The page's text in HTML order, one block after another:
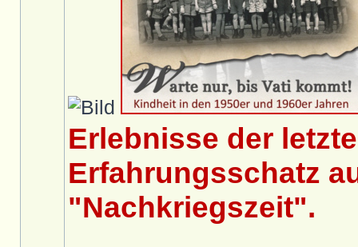
Erlebnisse der
Erfahrungsschatz
"Nachkriegszeit".